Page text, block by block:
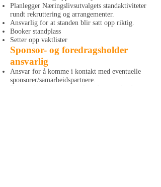
Planlegger Næringslivsutvalgets standaktiviteter
rundt rekruttering og arrangementer.
Ansvarlig for at standen blir satt opp riktig.
Booker standplass
Setter opp vaktlister
Sponsor- og foredragsholder
ansvarlig
Ansvar for å komme i kontakt med eventuelle
sponsorer/samarbeidspartnere.
Eventuelt søke om støtte fra relevante fond etc.